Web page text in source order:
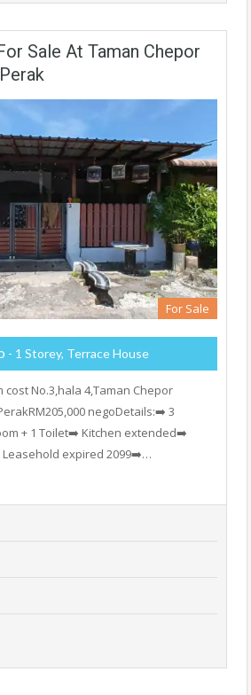
Sale At Taman Chepor
For Sale
- 1 Storey, Terrace House
cost No.3,hala 4,Taman Chepor
negoDetails:➡️ 3
+ 1 Toilet➡️ Kitchen extended➡️
expired 2099➡️…